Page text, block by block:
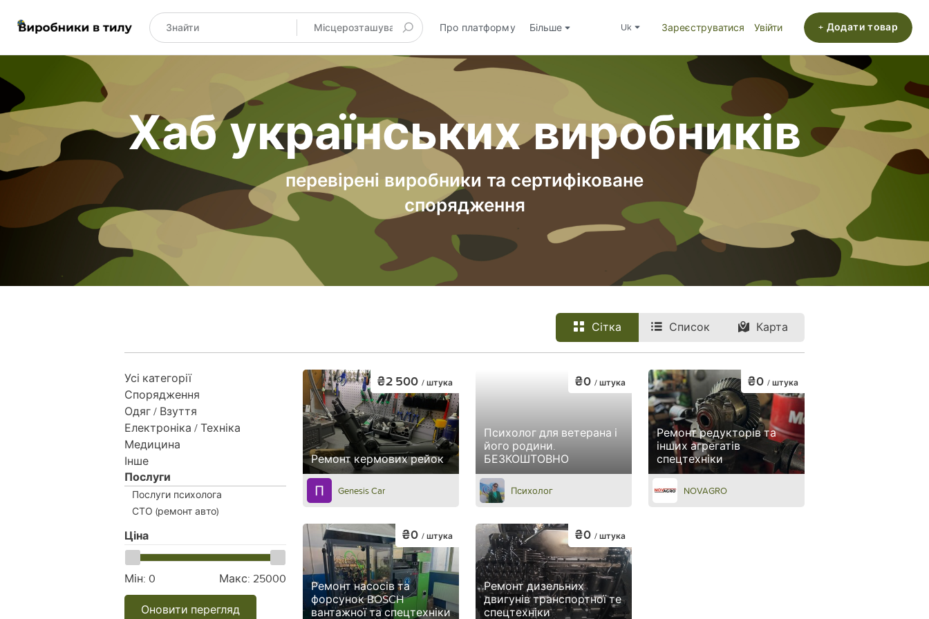
Про платформу Більше uk Зареєструватися Увійти + Додати товар
Хаб українських виробників
перевірені виробники та сертифіковане
спорядження
Сітка Список Карта
Усі категорії
Спорядження
Одяг / Взуття
Електроніка / Техніка
Медицина
Інше
Послуги
Послуги психолога
СТО (ремонт авто)
Ціна
Мін: 0 Макс: 25000
Оновити перегляд
Ремонт кермових рейок
₴2 500 / штука
Genesis Car
Психолог для ветерана і
його родини.
БЕЗКОШТОВНО
₴0 / штука
Психолог
Ремонт редукторів та
інших агрегатів
спецтехніки
₴0 / штука
NOVAGRO
Ремонт насосів та
форсунок BOSCH
вантажної та спецтехніки
₴0 / штука
Ремонт дизельних
двигунів транспортної те
спецтехніки
₴0 / штука